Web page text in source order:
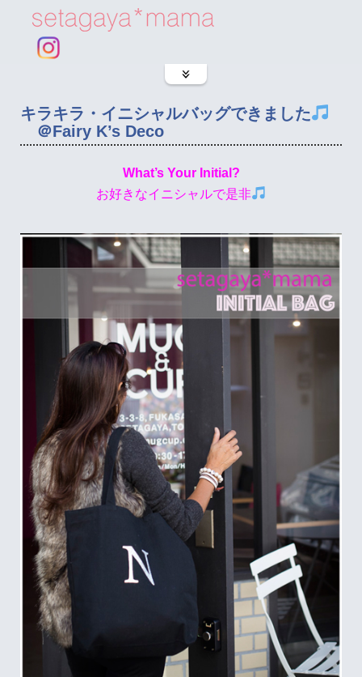
キラキラ・イニシャルバッグできました
＠Fairy K’s Deco
What’s Your Initial?
お好きなイニシャルで是非